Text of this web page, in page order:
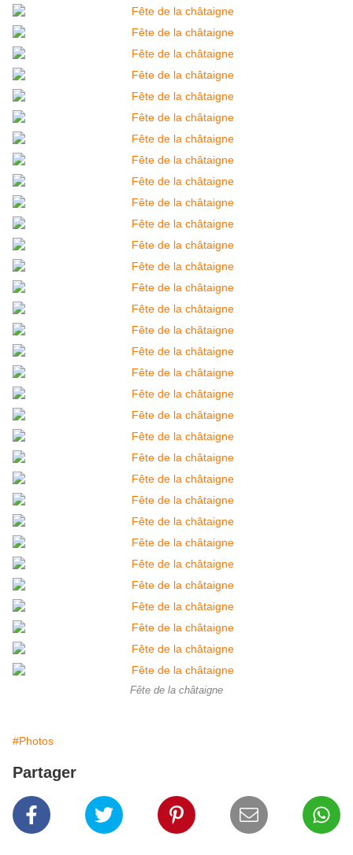
Fête de la châtaigne
#Photos
Partager